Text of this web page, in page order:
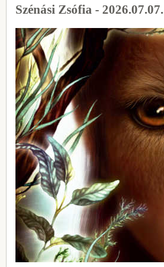
Szénási Zsófia - 2026.07.07.